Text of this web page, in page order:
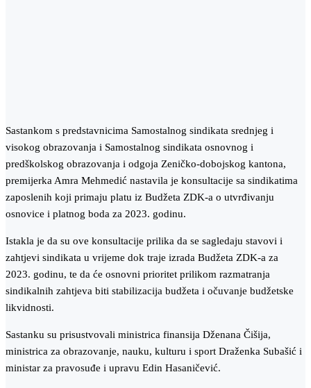
Sastankom s predstavnicima Samostalnog sindikata srednjeg i
visokog obrazovanja i Samostalnog sindikata osnovnog i
predškolskog obrazovanja i odgoja Zeničko-dobojskog kantona,
premijerka Amra Mehmedić nastavila je konsultacije sa sindikatima
zaposlenih koji primaju platu iz Budžeta ZDK-a o utvrđivanju
osnovice i platnog boda za 2023. godinu.
Istakla je da su ove konsultacije prilika da se sagledaju stavovi i
zahtjevi sindikata u vrijeme dok traje izrada Budžeta ZDK-a za
2023. godinu, te da će osnovni prioritet prilikom razmatranja
sindikalnih zahtjeva biti stabilizacija budžeta i očuvanje budžetske
likvidnosti.
Sastanku su prisustvovali ministrica finansija Dženana Čišija,
ministrica za obrazovanje, nauku, kulturu i sport Draženka Subašić i
ministar za pravosuđe i upravu Edin Hasaničević.